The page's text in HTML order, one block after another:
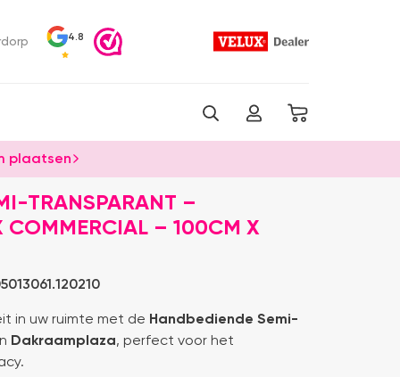
4.8
plaatsen
TRANSPARANT –
COMMERCIAL – 100CM X
in uw ruimte met de Handbediende Semi-
Dakraamplaza, perfect voor het